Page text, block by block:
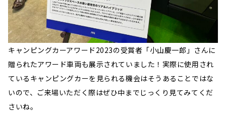
キャンピングカーアワード2023の受賞者「小山慶一郎」さんに
贈られたアワード車両も展示されていました！実際に使用され
ているキャンピングカーを見られる機会はそうあることではな
いので、ご来場いただく際はぜひ中までじっくり見てみてくだ
さいね。